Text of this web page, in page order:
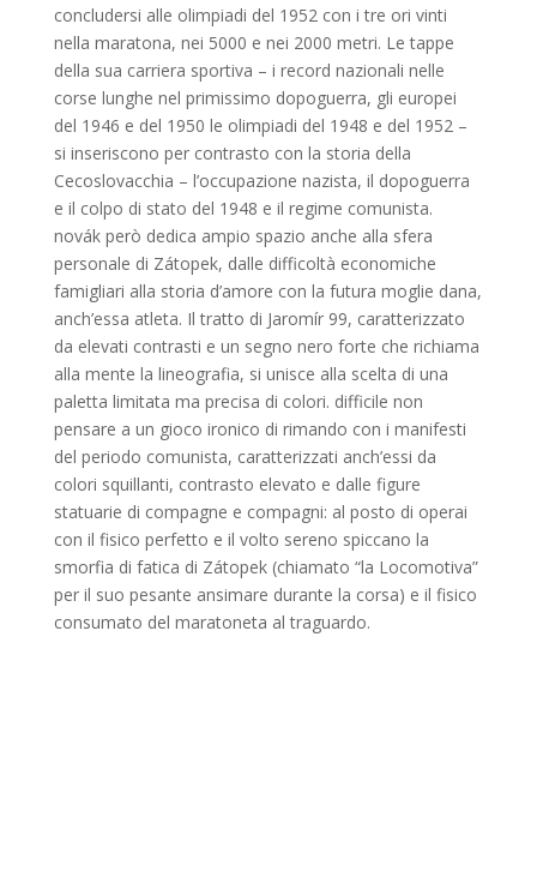
concludersi alle olimpiadi del 1952 con i tre ori vinti
nella maratona, nei 5000 e nei 2000 metri. Le tappe
della sua carriera sportiva – i record nazionali nelle
corse lunghe nel primissimo dopoguerra, gli europei
del 1946 e del 1950 le olimpiadi del 1948 e del 1952 –
si inseriscono per contrasto con la storia della
Cecoslovacchia – l’occupazione nazista, il dopoguerra
e il colpo di stato del 1948 e il regime comunista.
novák però dedica ampio spazio anche alla sfera
personale di Zátopek, dalle difficoltà economiche
famigliari alla storia d’amore con la futura moglie dana,
anch’essa atleta. Il tratto di Jaromír 99, caratterizzato
da elevati contrasti e un segno nero forte che richiama
alla mente la lineografia, si unisce alla scelta di una
paletta limitata ma precisa di colori. difficile non
pensare a un gioco ironico di rimando con i manifesti
del periodo comunista, caratterizzati anch’essi da
colori squillanti, contrasto elevato e dalle figure
statuarie di compagne e compagni: al posto di operai
con il fisico perfetto e il volto sereno spiccano la
smorfia di fatica di Zátopek (chiamato “la Locomotiva”
per il suo pesante ansimare durante la corsa) e il fisico
consumato del maratoneta al traguardo.